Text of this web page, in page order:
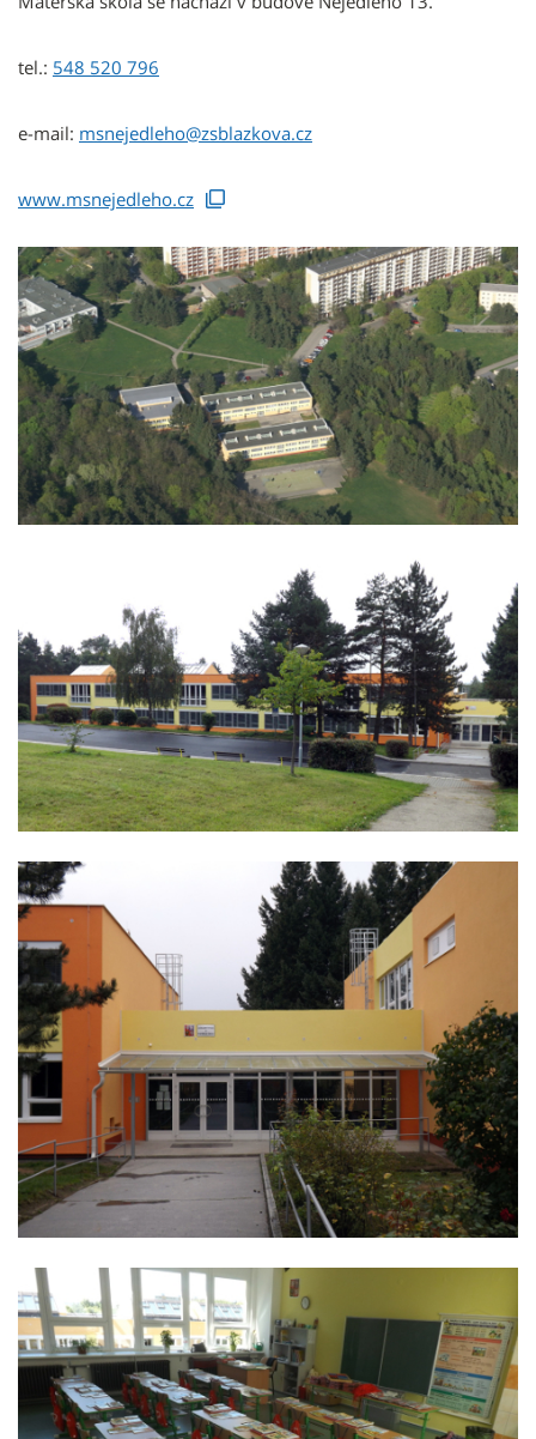
tel.: 548 520 796
e-mail: msnejedleho@zsblazkova.cz
www.msnejedleho.cz